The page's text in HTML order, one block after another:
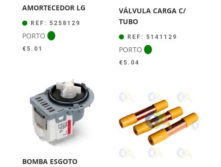
AMORTECEDOR LG
REF: 5258129
PORTO
€ 5.01
VÁLVULA CARGA C/
TUBO
REF: 5141129
PORTO
€ 5.04
BOMBA ESGOTO